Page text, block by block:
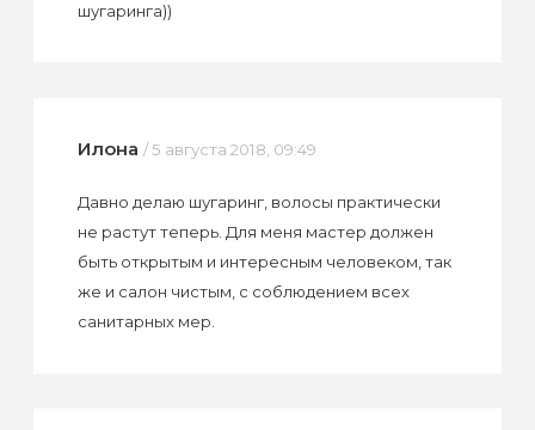
шугаринга))
Илона / 5 августа 2018, 09:49
Давно делаю шугаринг, волосы практически
не растут теперь. Для меня мастер должен
быть открытым и интересным человеком, так
же и салон чистым, с соблюдением всех
санитарных мер.